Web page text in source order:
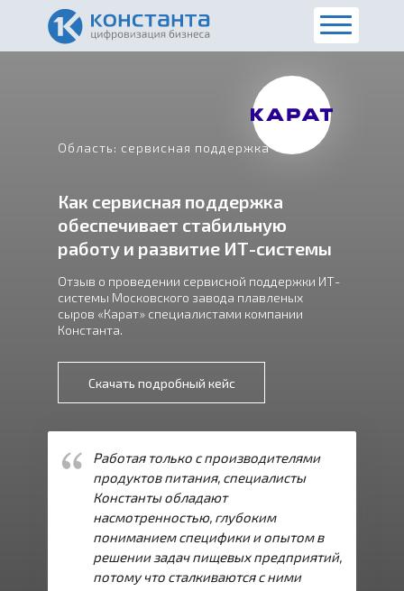
Область: сервисная поддержка
Как сервисная поддержка
обеспечивает стабильную
работу и развитие ИТ-системы
Скачать подробный кейс
Отзыв о проведении сервисной поддержки ИТ-
системы Московского завода плавленых
сыров «Карат» специалистами компании
Константа.
Работая только с производителями
продуктов питания, специалисты
Константы обладают
насмотренностью, глубоким
пониманием специфики и опытом в
решении задач пищевых предприятий,
потому что сталкиваются с ними